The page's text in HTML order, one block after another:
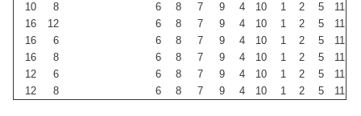
10
8 6 8 7 9 4 10 1 2 5
11
16
12 6 8 7 9 4 10 1 2 5
11
16
6 6 8 7 9 4 10 1 2 5
11
16
8 6 8 7 9 4 10 1 2 5
11
12
6 6 8 7 9 4 10 1 2 5
11
12
8 6 8 7 9 4 10 1 2 5 11